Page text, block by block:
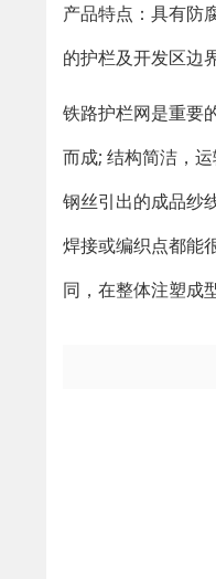
产品特点：具有防
的护栏及开发区边
铁路护栏网是重要
而成; 结构简洁，
钢丝引出的成品纱
焊接或编织点都能
同，在整体注塑成